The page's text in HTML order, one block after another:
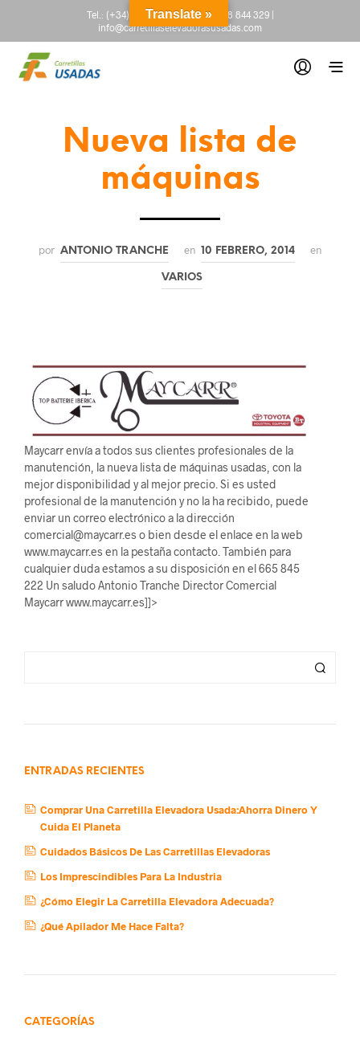
Tel.: (+34) 665 845 222-(+34) 918 844 329|
info@carretillaselevadorasusadas.com
Nueva lista de
máquinas
por ANTONIO TRANCHE en 10 FEBRERO, 2014 en
VARIOS
Maycarr envía a todos sus clientes profesionales de la
manutención, la nueva lista de máquinas usadas, con la
mejor disponibilidad y al mejor precio. Si es usted
profesional de la manutención y no la ha recibido, puede
enviar un correo electrónico a la dirección
comercial@maycarr.es o bien desde el enlace en la web
www.maycarr.es en la pestaña contacto. También para
cualquier duda estamos a su disposición en el 665 845
222 Un saludo Antonio Tranche Director Comercial
Maycarr www.maycarr.es]]>
ENTRADAS RECIENTES
Comprar Una Carretilla Elevadora Usada:Ahorra Dinero Y
Cuida El Planeta
Cuidados Básicos De Las Carretillas Elevadoras
Los Imprescindibles Para La Industria
¿Cómo Elegir La Carretilla Elevadora Adecuada?
¿Qué Apilador Me Hace Falta?
CATEGORÍAS
Translate »